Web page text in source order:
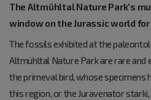
The Altmühltal Nature Park’s
window on the Jurassic world
The fossils exhibited at the
Altmühltal Nature Park are rare and
the primeval bird, whose specimens
this region, or the Juravenator